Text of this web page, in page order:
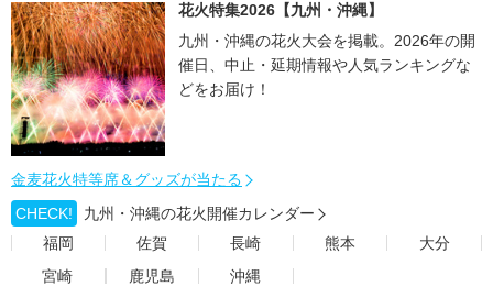
花火特集2026【九州・沖縄】
九州・沖縄の花火大会を掲載。2026年の開
催日、中止・延期情報や人気ランキングな
どをお届け！
金麦花火特等席＆グッズが当たる
CHECK!
九州・沖縄の花火開催カレンダー
福岡
佐賀 長崎 熊本
大分
宮崎
鹿児島 沖縄